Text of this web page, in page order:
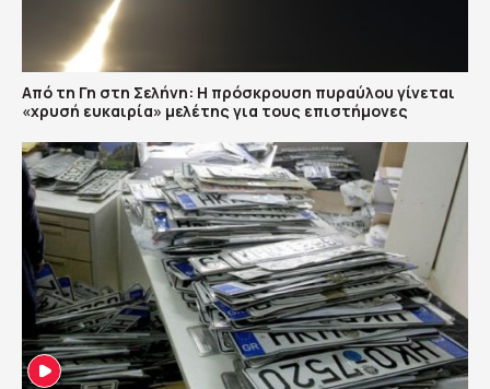
Από τη Γη στη Σελήνη: Η πρόσκρουση πυραύλου γίνεται
«χρυσή ευκαιρία» μελέτης για τους επιστήμονες